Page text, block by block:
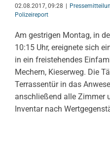
02.08.2017, 09:28
Polizeireport
Am gestrigen Montag, in
10:15 Uhr, ereignete sich
in ein freistehendes
Mechern, Kieserweg. Die
Terrassentür in das
anschließend alle Zimmer
Inventar nach